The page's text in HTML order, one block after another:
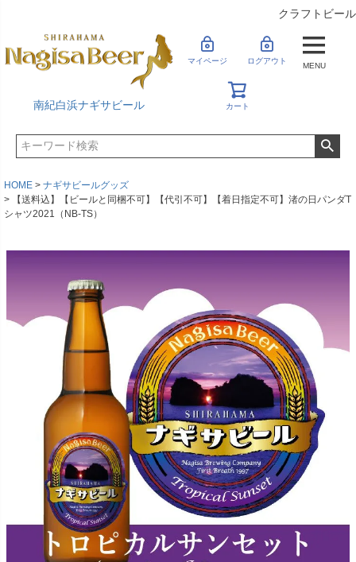
クラフトビール
南紀白浜ナギサビール
マイページ ログアウト
カート
MENU
HOME
ナギサビールグッズ
【送料込】【ビールと同梱不可】【代引不可】【着日指定不可】渚の日パンダT
シャツ2021（NB-TS）